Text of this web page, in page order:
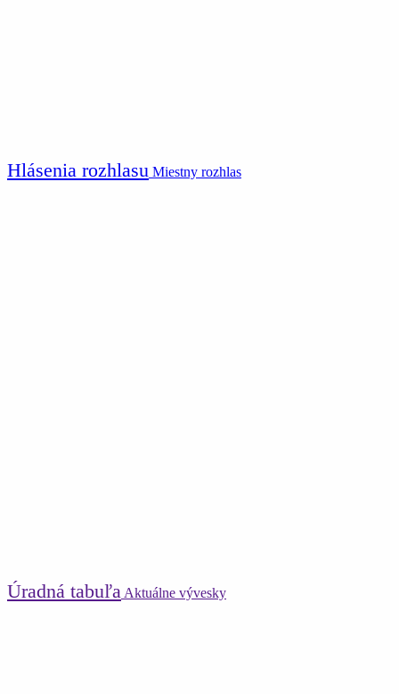
Hlásenia rozhlasu Miestny rozhlas
Úradná tabuľa Aktuálne vývesky